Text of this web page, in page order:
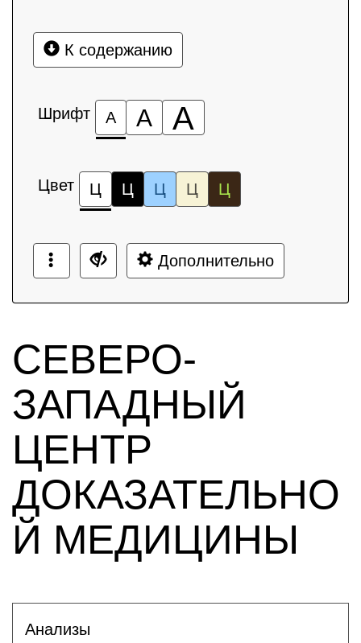
К содержанию
Шрифт А А А
Цвет Ц Ц Ц Ц Ц
Дополнительно
СЕВЕРО-
ЗАПАДНЫЙ
ЦЕНТР
ДОКАЗАТЕЛЬНО
Й МЕДИЦИНЫ
Анализы